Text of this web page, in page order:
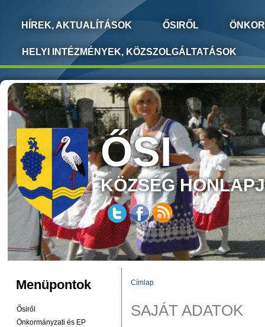
HÍREK, AKTUALÍTÁSOK ŐSIRŐL
HELYI INTÉZMÉNYEK, KÖZSZOLGÁLTATÁSOK
ŐSI
KÖZSÉG
Menüpontok
Ősiről
Önkormányzati és EP
JELENLEGI HELY
Címlap
SAJÁT ADATOK